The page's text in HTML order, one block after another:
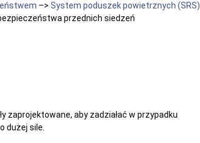
–> System poduszek powietrznych (SRS)
przednich siedzeń
zaprojektowane, aby zadziałać w przypadku
dużej sile.